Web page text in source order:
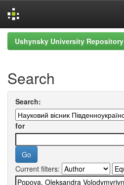
Skip
navigation
Ushynsky University Repository
Search
Search:
for
Current filters: